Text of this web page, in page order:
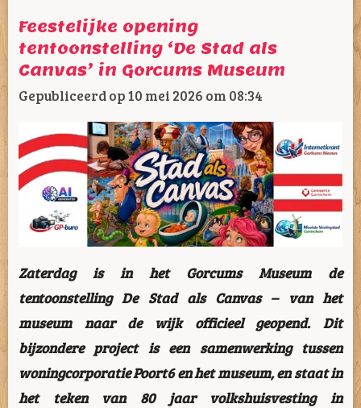
Feestelijke opening
tentoonstelling ‘De Stad als
Canvas’ in Gorcums Museum
Gepubliceerd op 10 mei 2026 om 08:34
Zaterdag is in het Gorcums Museumde
tentoonstelling De Stad als Canvas – van het
museum naar de wijk officieel geopend. Dit
bijzondere project is een samenwerking tussen
woningcorporatiePoort6en het museum, en staat in
het teken van 80 jaar volkshuisvesting in